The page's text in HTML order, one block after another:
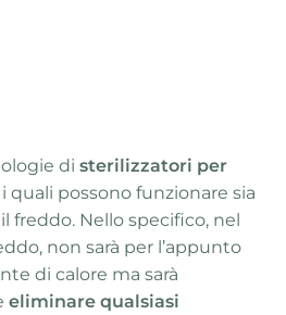
di sterilizzatori per
i quali possono funzionare sia
freddo. Nello specifico, nel
non sarà per l’appunto
di calore ma sarà
eliminare qualsiasi